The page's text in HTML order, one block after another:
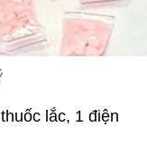
lắc, 1 điện